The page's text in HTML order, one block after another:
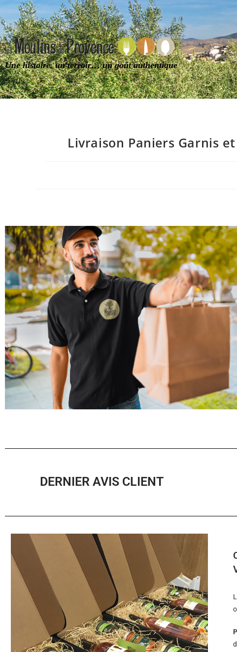
Une histoire, un terroir… un goût authentique
Livraison Paniers Garnis
DERNIER AVIS CLIENT